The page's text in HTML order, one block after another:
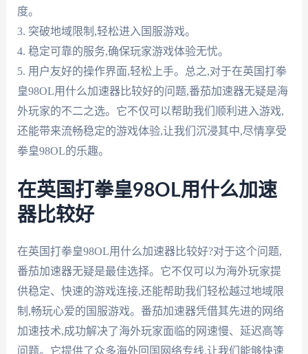
度。
3. 突破地域限制,轻松进入国服游戏。
4. 稳定可靠的服务,确保玩家游戏体验无忧。
5. 用户友好的操作界面,轻松上手。总之,对于在英国打拳
皇98OL用什么加速器比较好的问题,番茄加速器无疑是海
外玩家的不二之选。它不仅可以帮助我们顺利进入游戏,
还能带来流畅稳定的游戏体验,让我们沉浸其中,尽情享受
拳皇98OL的乐趣。
在英国打拳皇98OL用什么加速
器比较好
在英国打拳皇98OL用什么加速器比较好?对于这个问题,
番茄加速器无疑是最佳选择。它不仅可以为海外玩家提
供稳定、快速的游戏连接,还能帮助我们轻松越过地域限
制,畅玩心爱的国服游戏。番茄加速器凭借其先进的网络
加速技术,成功解决了海外玩家面临的网速慢、延迟高等
问题。它提供了众多海外回国网络专线,让我们能够快速